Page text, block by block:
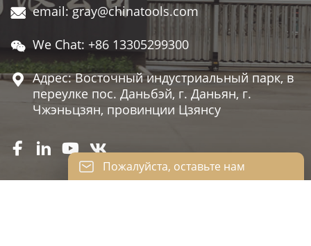
Пожалуйста, оставьте нам
 email: gray@chinatools.com
 We Chat: +86 13305299300
 Адрес: Восточный индустриальный парк, в
переулке пос. Даньбэй, г. Даньян, г.
Чжэньцзян, провинции Цзянсу
   